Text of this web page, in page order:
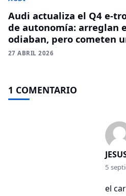
Audi actualiza el Q4 e-
de autonomía: arreglan
odiaban, pero cometen
27 ABRIL 2026
1 COMENTARIO
5
el